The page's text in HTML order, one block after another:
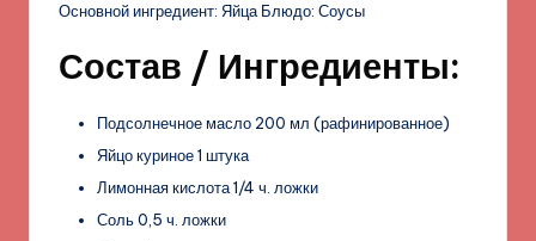
Основной ингредиент: Яйца Блюдо: Соусы
Состав / Ингредиенты:
Подсолнечное масло 200 мл (рафинированное)
Яйцо куриное 1 штука
Лимонная кислота 1/4 ч. ложки
Соль 0,5 ч. ложки